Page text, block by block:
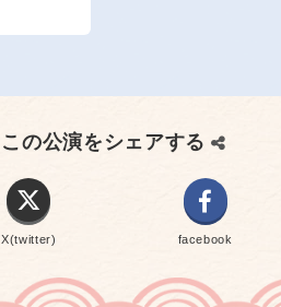
この公演をシェアする
X(twitter) facebook